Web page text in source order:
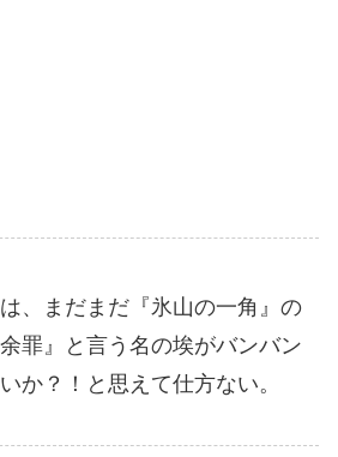
、まだまだ『氷山の一角』の
罪』と言う名の埃がバンバン
か？！と思えて仕方ない。